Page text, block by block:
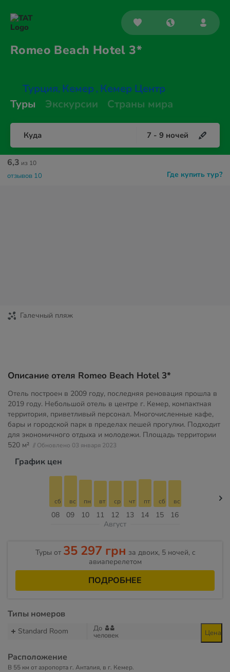
Romeo Beach Hotel 3*
Турция, Кемер , Кемер Центр
Туры
Экскурсии Страны мира
Куда 7 - 9 ночей
Где купить тур?
6,3 из 10
отзывов 10
Галечный пляж
Описание отеля Romeo Beach Hotel 3*
Отель построен в 2009 году, последняя реновация прошла в
2019 году. Небольшой отель в центре г. Кемер, компактная
территория, приветливый персонал. Многочисленные кафе,
бары и городской парк в пределах пешей прогулки. Подходит
для экономичного отдыха и молодежи. Площадь территории
520 м² // Обновлено 03 января 2023
График цен
08
сб
09
вс
10
пн
11
вт
12
ср
13
чт
14
пт
15
сб
16
вс
Август
Туры от 35 297 грн за двоих, 5 ночей, c
авиаперелетом
ПОДРОБНЕЕ
Типы номеров
Standard Room До
человек Цена
Расположение
В 55 км от аэропорта г. Анталия, в г. Кемер.